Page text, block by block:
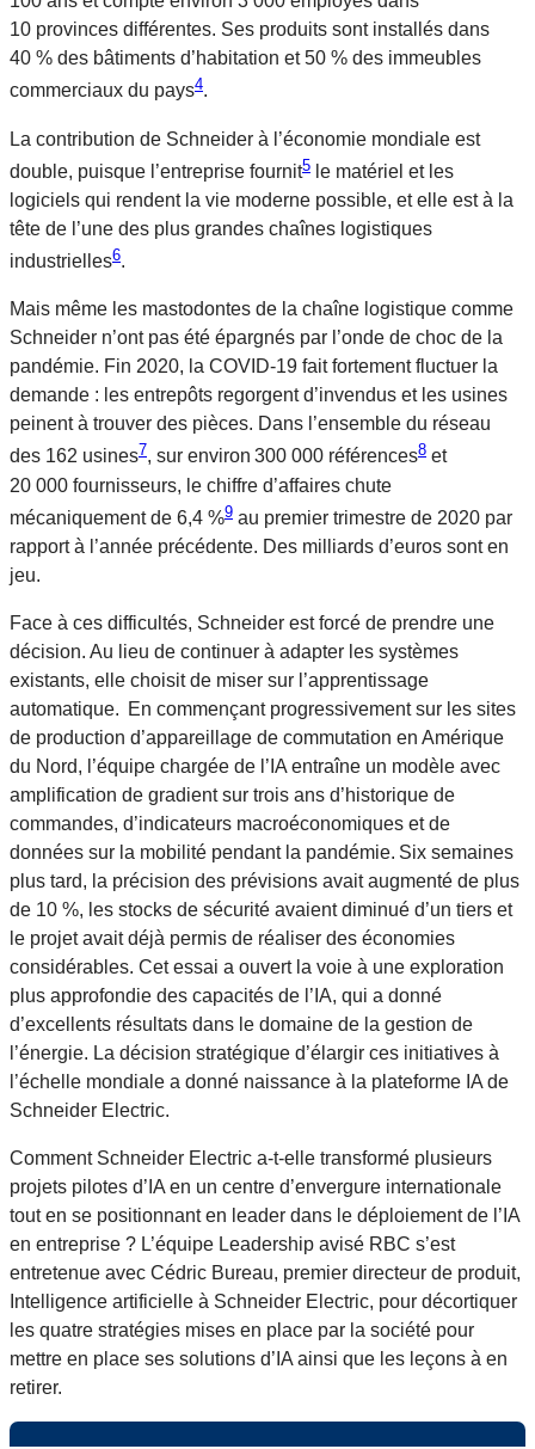
10 provinces différentes. Ses produits sont installés dans
40 % des bâtiments d’habitation et 50 % des immeubles
commerciaux du pays4.
La contribution de Schneider à l’économie mondiale est
double, puisque l’entreprise fournit5 le matériel et les
logiciels qui rendent la vie moderne possible, et elle est à la
tête de l’une des plus grandes chaînes logistiques
industrielles6.
Mais même les mastodontes de la chaîne logistique comme
Schneider n’ont pas été épargnés par l’onde de choc de la
pandémie. Fin 2020, la COVID-19 fait fortement fluctuer la
demande : les entrepôts regorgent d’invendus et les usines
peinent à trouver des pièces. Dans l’ensemble du réseau
des 162 usines7, sur environ 300 000 références8 et
20 000 fournisseurs, le chiffre d’affaires chute
mécaniquement de 6,4 %9 au premier trimestre de 2020 par
rapport à l’année précédente. Des milliards d’euros sont en
jeu.
Face à ces difficultés, Schneider est forcé de prendre une
décision. Au lieu de continuer à adapter les systèmes
existants, elle choisit de miser sur l’apprentissage
automatique. En commençant progressivement sur les sites
de production d’appareillage de commutation en Amérique
du Nord, l’équipe chargée de l’IA entraîne un modèle avec
amplification de gradient sur trois ans d’historique de
commandes, d’indicateurs macroéconomiques et de
données sur la mobilité pendant la pandémie. Six semaines
plus tard, la précision des prévisions avait augmenté de plus
de 10 %, les stocks de sécurité avaient diminué d’un tiers et
le projet avait déjà permis de réaliser des économies
considérables. Cet essai a ouvert la voie à une exploration
plus approfondie des capacités de l’IA, qui a donné
d’excellents résultats dans le domaine de la gestion de
l’énergie. La décision stratégique d’élargir ces initiatives à
l’échelle mondiale a donné naissance à la plateforme IA de
Schneider Electric.
Comment Schneider Electric a-t-elle transformé plusieurs
projets pilotes d’IA en un centre d’envergure internationale
tout en se positionnant en leader dans le déploiement de l’IA
en entreprise ? L’équipe Leadership avisé RBC s’est
entretenue avec Cédric Bureau, premier directeur de produit,
Intelligence artificielle à Schneider Electric, pour décortiquer
les quatre stratégies mises en place par la société pour
mettre en place ses solutions d’IA ainsi que les leçons à en
retirer.